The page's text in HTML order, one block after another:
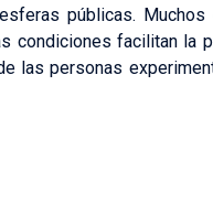
públicas.
condiciones facilitan la
las personas